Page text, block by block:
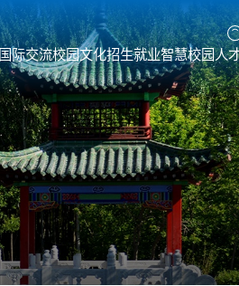
国际交流校园文化招生就业智慧校园人